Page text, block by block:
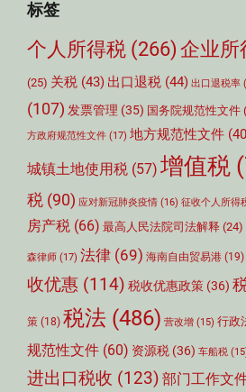
标签
个人所得税 (266) 企业所
(25) 关税 (43) 出口退税 (44) 出口退税率
(107) 发票管理 (35) 国务院规范性文件
方政府规范性文件 (17) 地方规范性文件
城镇土地使用税 (57) 增值税
税 (90) 应对新冠肺炎疫情 (16) 征收个人所得
房产税 (66) 最高人民法院司法解释 (24)
森律师 (17) 法律 (69) 海南自由贸易港 (19)
收优惠 (114) 税收优惠政策 (36)
策 (18) 税法 (486) 营改增 (15) 行政
规范性文件 (60) 资源税 (36) 车船税
进出口税收 (123) 部门工作文